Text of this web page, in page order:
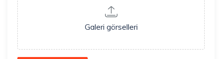
Galeri görselleri